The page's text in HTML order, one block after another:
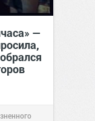
—